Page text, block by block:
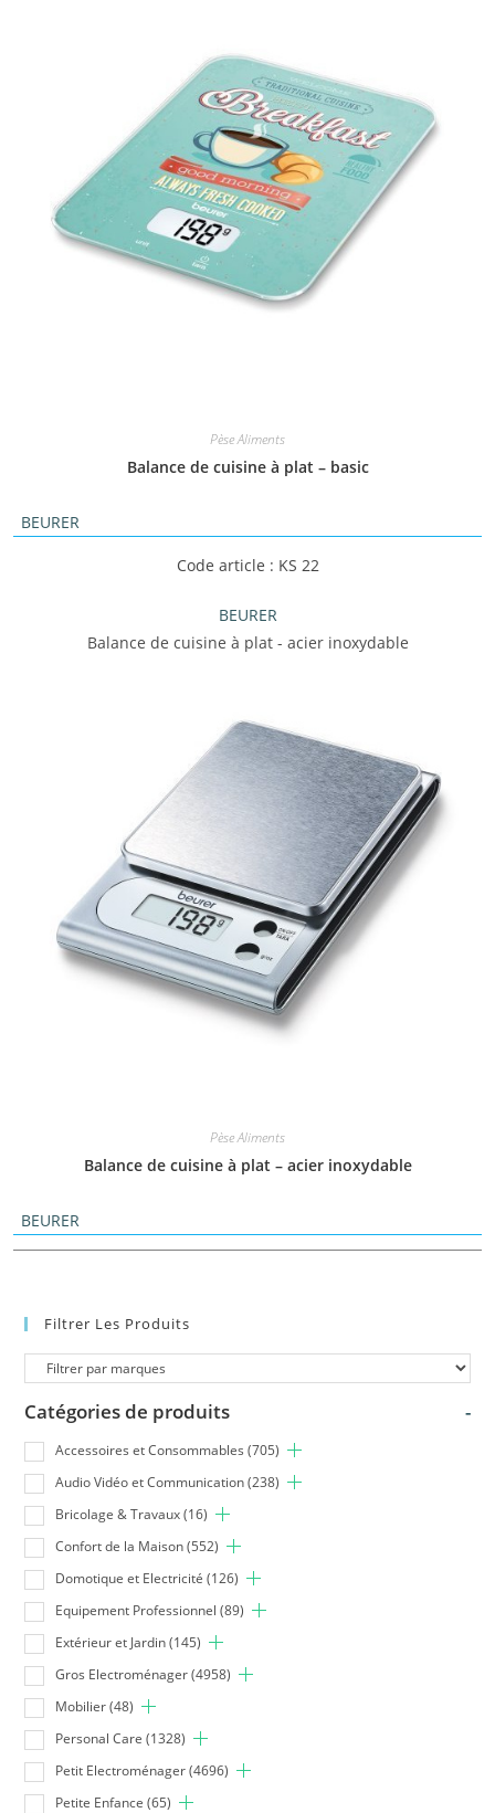
Pèse Aliments
Balance de cuisine à plat – basic
BEURER
Code article : KS 22
BEURER
Balance de cuisine à plat - acier inoxydable
Pèse Aliments
Balance de cuisine à plat – acier inoxydable
BEURER
Filtrer Les Produits
Catégories de produits -
Accessoires et Consommables (705)
Audio Vidéo et Communication (238)
Bricolage & Travaux (16)
Confort de la Maison (552)
Domotique et Electricité (126)
Equipement Professionnel (89)
Extérieur et Jardin (145)
Gros Electroménager (4958)
Mobilier (48)
Personal Care (1328)
Petit Electroménager (4696)
Petite Enfance (65)